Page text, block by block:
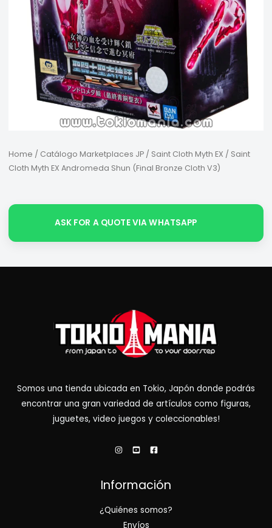
Home / Catálogo Marketplaces JP/ Saint Cloth Myth EX / Saint
Cloth Myth EX Andromeda Shun (Final Bronze Cloth V3)
ASK FOR A QUOTE VIA WHATSAPP
Somos una tienda ubicada en Tokio, Japón donde podrás
encontrar una gran variedad de artículos como figuras,
juguetes, video juegos y coleccionables!
Información
¿Quiénes somos?
Envíos